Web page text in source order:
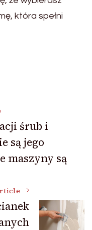
która spełni
śrub i
są jego
maszyny są